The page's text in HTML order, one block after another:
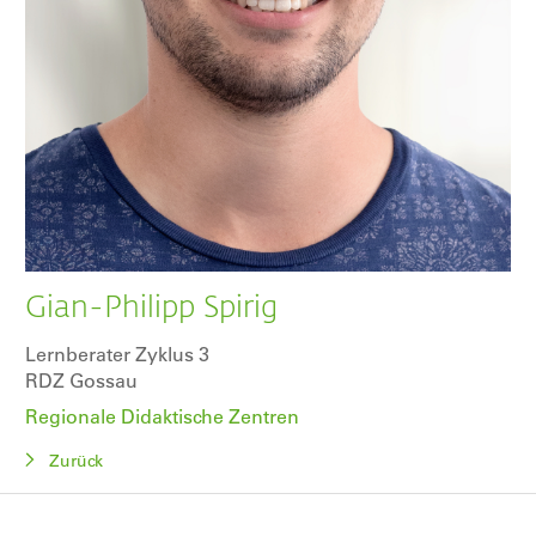
Gian-Philipp Spirig
Lernberater Zyklus 3
RDZ Gossau
Regionale Didaktische Zentren
Zurück